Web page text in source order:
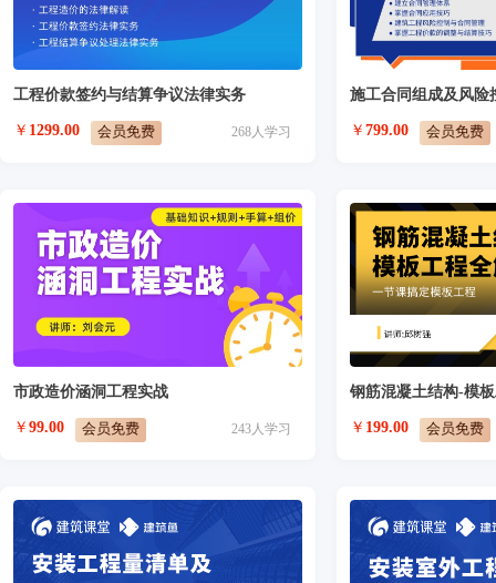
工程价款签约与结算争议法律实务
￥ 1299.00 会员免费 268人学习
施工合同组成及风险
￥ 799.00 会员免费
市政造价涵洞工程实战
￥ 99.00 会员免费 243人学习
钢筋混凝土结构-模
￥ 199.00 会员免费